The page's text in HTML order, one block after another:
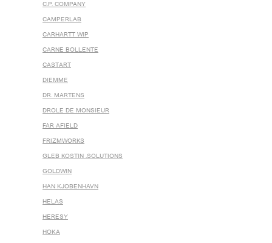
C.P. COMPANY
CAMPERLAB
CARHARTT WIP
CARNE BOLLENTE
CASTART
DIEMME
DR. MARTENS
DROLE DE MONSIEUR
FAR AFIELD
FRIZMWORKS
GLEB KOSTIN .SOLUTIONS
GOLDWIN
HAN KJOBENHAVN
HELAS
HERESY
HOKA